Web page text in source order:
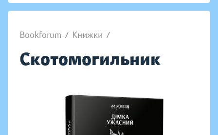
Bookforum / Книжки /
Скотомогильник